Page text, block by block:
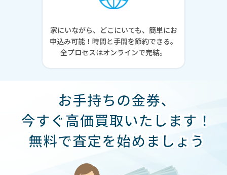
家にいながら、どこにいても、簡単にお
申込み可能！時間と手間を節約できる。
全プロセスはオンラインで完結。